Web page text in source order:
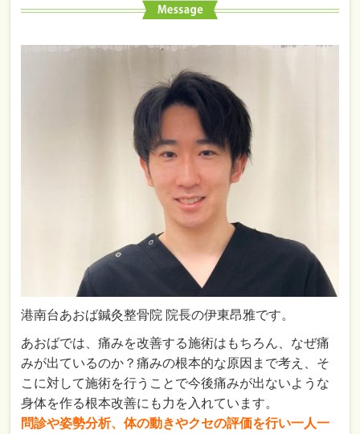
港南台あおば鍼灸整骨院 院長の伊東昂雅です。
あおばでは、痛みを改善する施術はもちろん、なぜ痛
みが出ているのか？痛みの根本的な原因まで考え、そ
こに対して施術を行うことで今後痛みが出ないような
身体を作る根本改善にも力を入れています。
問診や姿勢分析、体の動きやクセの評価を行い一人一